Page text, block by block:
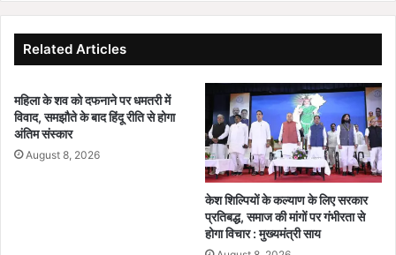
ड़ा
ने
रा
ष्ट्री
:
न
सू
न
ब
Related Articles
महिला के शव को दफनाने पर धमतरी में
विवाद, समझौते के बाद हिंदू रीति से होगा
अंतिम संस्कार
August 8, 2026
केश शिल्पियों के कल्याण के लिए सरकार
प्रतिबद्ध, समाज की मांगों पर गंभीरता से
होगा विचार : मुख्यमंत्री साय